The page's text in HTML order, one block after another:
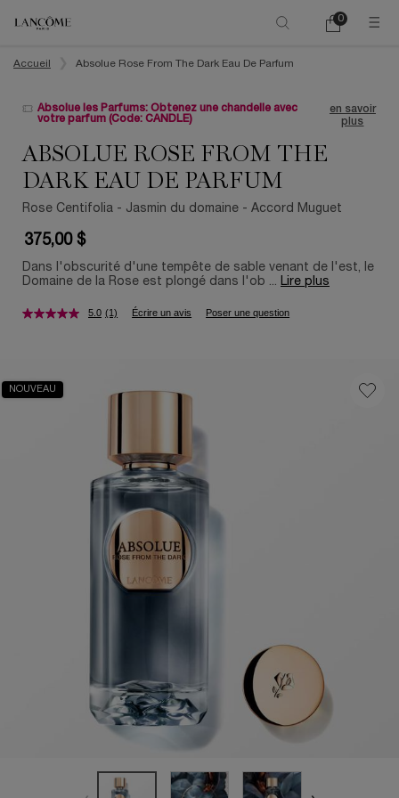
Mon
0
0 product in
Accueil
Absolue Rose From The Dark Eau De Parfum
Absolue les Parfums: Obtenez une chandelle avec
votre parfum (Code: CANDLE)
en savoir
plus
ABSOLUE ROSE FROM THE
DARK EAU DE PARFUM
Rose Centifolia - Jasmin du domaine - Accord Muguet
375,00 $
Dans l'obscurité d'une tempête de sable venant de l'est, le
Domaine de la Rose est plongé dans l'ob ... Lire plus
5.0 (1) Écrire un avis Poser une question
NOUVEAU